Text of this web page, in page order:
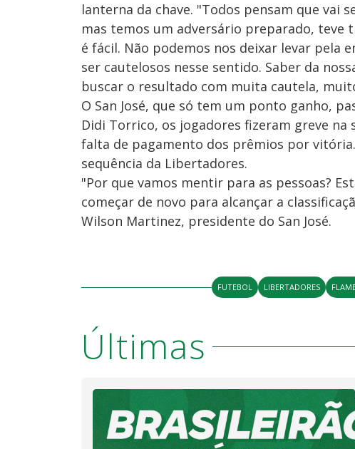
lanterna da chave. "Todos pensam que vai
mas temos um adversário preparado, teve
é fácil. Não podemos nos deixar levar pela
ser cautelosos nesse sentido. Saber da
buscar o resultado com muita cautela,
O San José, que só tem um ponto ganho,
Didi Torrico, os jogadores fizeram greve na
falta de pagamento dos prêmios por
sequência da Libertadores.
"Por que vamos mentir para as pessoas?
começar de novo para alcançar a
Wilson Martinez, presidente do San José.
FUTEBOL LIBERTADORES
Últimas